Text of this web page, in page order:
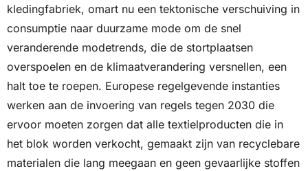
kledingfabriek, omart nu een tektonische verschuiving in
consumptie naar duurzame mode om de snel
veranderende modetrends, die de stortplaatsen
overspoelen en de klimaatverandering versnellen, een
halt toe te roepen. Europese regelgevende instanties
werken aan de invoering van regels tegen 2030 die
ervoor moeten zorgen dat alle textielproducten die in
het blok worden verkocht, gemaakt zijn van recyclebare
materialen die lang meegaan en geen gevaarlijke stoffen